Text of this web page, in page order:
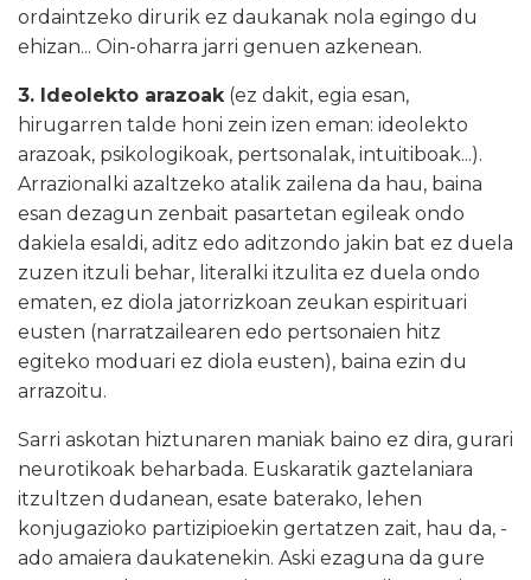
ordaintzeko dirurik ez daukanak nola egingo du
ehizan... Oin-oharra jarri genuen azkenean.
3. Ideolekto arazoak(ez dakit, egia esan,
hirugarren talde honi zein izen eman: ideolekto
arazoak, psikologikoak, pertsonalak, intuitiboak...).
Arrazionalki azaltzeko atalik zailena da hau, baina
esan dezagun zenbait pasartetan egileak ondo
dakiela esaldi, aditz edo aditzondo jakin bat ez duela
zuzen itzuli behar, literalki itzulita ez duela ondo
ematen, ez diola jatorrizkoan zeukan espirituari
eusten (narratzailearen edo pertsonaien hitz
egiteko moduari ez diola eusten), baina ezin du
arrazoitu.
Sarri askotan hiztunaren maniak baino ez dira, gurari
neurotikoak beharbada. Euskaratik gaztelaniara
itzultzen dudanean, esate baterako, lehen
konjugazioko partizipioekin gertatzen zait, hau da, -
ado amaiera daukatenekin. Aski ezaguna da gure